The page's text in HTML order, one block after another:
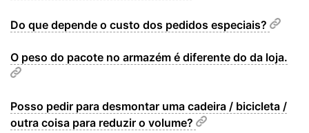
Do que depende o custo dos pedidos especiais?
O peso do pacote no armazém é diferente do da loja.
Posso pedir para desmontar uma cadeira / bicicleta /
outra coisa para reduzir o volume?